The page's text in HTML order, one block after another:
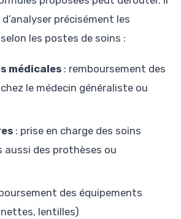
précisément les
les postes de soins :
médicales : remboursement des
le médecin généraliste ou
: prise en charge des soins
aussi des prothèses ou
des équipements
lentilles)